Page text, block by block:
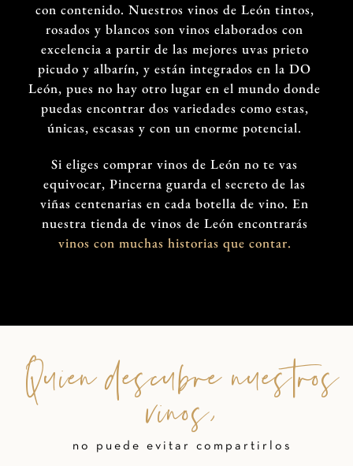
con contenido. Nuestros vinos de León tintos,
rosados y blancos son vinos elaborados con
excelencia a partir de las mejores uvas prieto
picudo y albarín, y están integrados en la DO
León, pues no hay otro lugar en el mundo donde
puedas encontrar dos variedades como estas,
únicas, escasas y con un enorme potencial.
Si eliges comprar vinos de León no te vas
equivocar, Pincerna guarda el secreto de las
viñas centenarias en cada botella de vino. En
nuestra tienda de vinos de León encontrarás
vinos con muchas historias que contar.
Quien descubre nuestros
vinos,
no puede evitar compartirlos